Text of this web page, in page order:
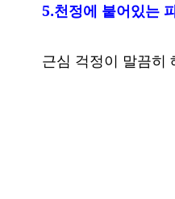
5.천정에 붙어있는
근심 걱정이 말끔히